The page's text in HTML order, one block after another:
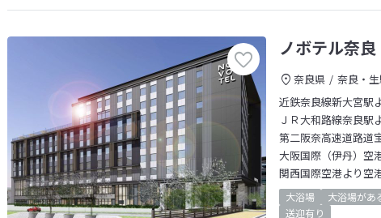
ノボテル奈良
奈良県 奈良・
近鉄奈良線新大宮駅
ＪＲ大和路線奈良駅
第二阪奈高速道路道
大阪国際（伊丹）空
関西国際空港より空
大浴場 大浴場があ
送迎有り